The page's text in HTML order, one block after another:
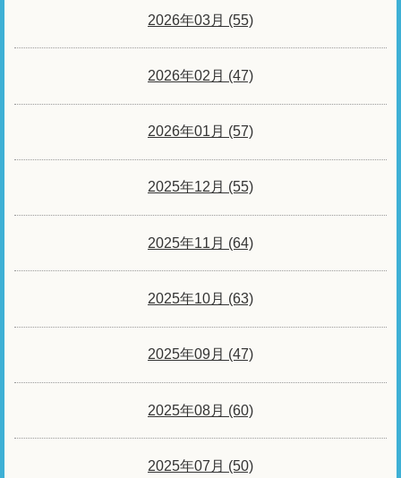
2026年03月 (55)
2026年02月 (47)
2026年01月 (57)
2025年12月 (55)
2025年11月 (64)
2025年10月 (63)
2025年09月 (47)
2025年08月 (60)
2025年07月 (50)